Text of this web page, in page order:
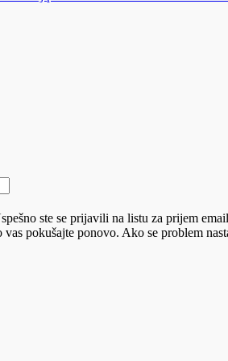
ste se prijavili na listu za prijem
pokušajte ponovo. Ako se problem